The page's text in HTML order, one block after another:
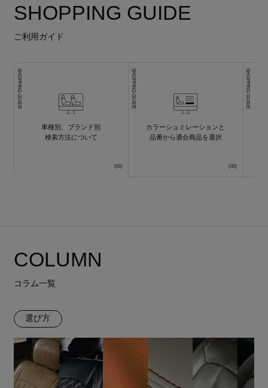
SHOPPING GUIDE
ご利用ガイド
SHOPPING GUIDE
車種別、ブランド別
検索方法について
SHOPPING GUIDE
カラーシュミレーションと
品番から適合商品を選択
SHOPPING GUIDE
COLUMN
コラム一覧
選び方